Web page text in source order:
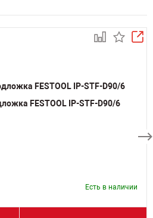
FESTOOL IP-STF-D90/6
Есть в наличии